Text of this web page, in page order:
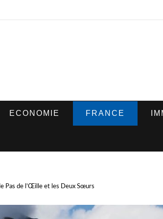
ECONOMIE FRANCE
Pas de l’Œille et les Deux Sœurs